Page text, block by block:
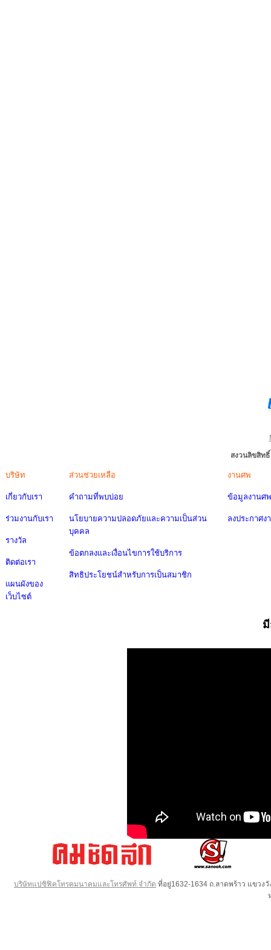
สงวนลิขสิท
บริษัท
เกี่ยวกับเรา
ร่วมงานกับเรา
รางวัล
ติดต่อเรา
แผนผังของ
เว็บไซต์
ส่วนช่วยเหลือ
คำถามที่พบบ่อย
นโยบายความปลอดภัยและความเป็นส่วน
บุคคล
ข้อตกลงและเงื่อนไขการใช้บริการ
สิทธิประโยชน์สำหรับการเป็นสมาชิก
งานศพ
ข้อมูลงานศพ
ลงประกาศง
บริษัทแปซิฟิคโทรคมนาคมและโทรศัพท์ จำกัด ที่อยู่1632-1634 ถ.ลาดพร้าว แขวง